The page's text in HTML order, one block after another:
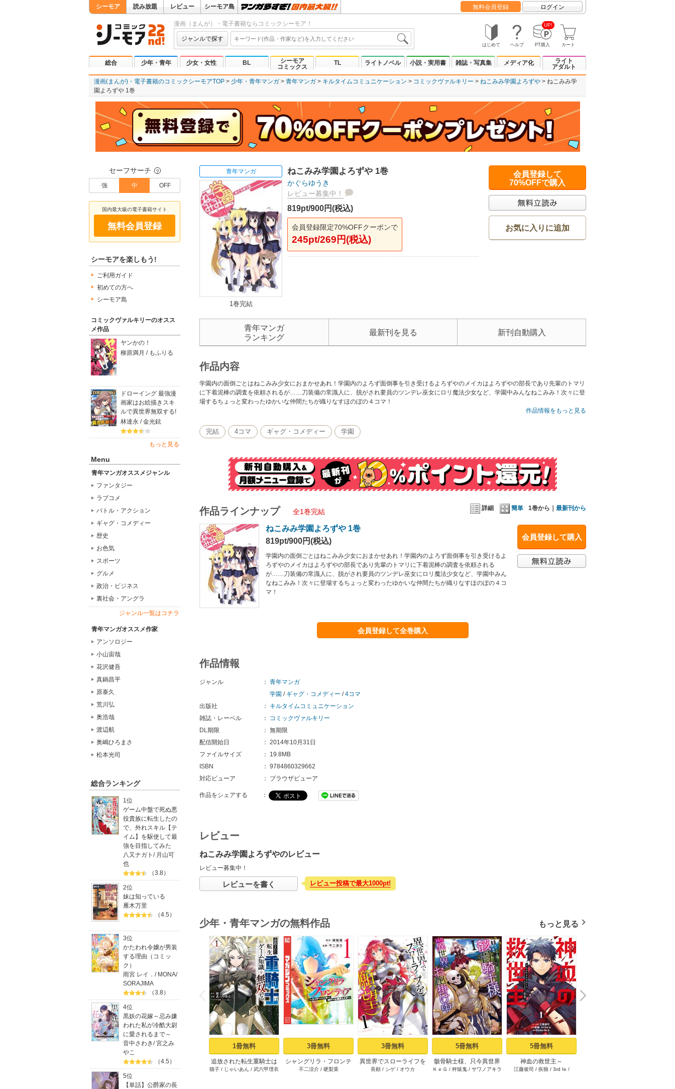
シーモア 読み放題 レビュー シーモア島 無料会員登録 ログイン
漫画（まんが）・電子書籍ならコミックシーモア！
ジャンルで探す
はじめて ヘルプ
UP!
PT購入 カート
総合 少年・青年 少女・女性 BL
シーモア
コミックス
TL ライトノベル 小説・実用書 雑誌・写真集 メディア化
ライト
アダルト
漫画(まんが)・電子書籍のコミックシーモアTOP 少年・青年マンガ 青年マンガ キルタイムコミュニケーション コミックヴァルキリー ねこみみ学園よろずや
ねこみみ学
園よろずや 1巻
セーフサーチ ？
強 中 OFF
国内最大級の電子書籍サイト
無料会員登録
シーモアを楽しもう!
ご利用ガイド
初めての方へ
シーモア島
コミックヴァルキリーのオスス
メ作品
ヤンかの！
柳原満月 / もふりる
ドローイング 最強漫
画家はお絵描きスキ
ルで異世界無双する!
林達永 / 金光鉉
もっと見る
Menu
青年マンガオススメジャンル
ファンタジー
ラブコメ
バトル・アクション
ギャグ・コメディー
歴史
お色気
スポーツ
グルメ
政治・ビジネス
裏社会・アングラ
ジャンル一覧はコチラ
青年マンガオススメ作家
アンソロジー
小山宙哉
花沢健吾
真鍋昌平
原泰久
荒川弘
奥浩哉
渡辺航
奥嶋ひろまさ
松本光司
総合ランキング
1位
ゲーム中盤で死ぬ悪
役貴族に転生したの
で、外れスキル【テ
イム】を駆使して最
強を目指してみた
八又ナガト / 月山可
也
（3.8）
2位
妹は知っている
雁木万里
（4.5）
3位
かたわれ令嬢が男装
する理由（コミッ
ク）
雨宮 レイ． / MONA/
SORAJIMA
（3.8）
4位
黒妖の花嫁～忌み嫌
われた私が冷酷大尉
に愛されるまで～
音中さわき/宮之み
やこ
（4.5）
5位
【単話】公爵家の長
青年マンガ
1巻完結
ねこみみ学園よろずや 1巻
かぐらゆうき
レビュー募集中！
819pt/900円(税込)
会員登録限定70%OFFクーポンで
245pt/269円(税込)
会員登録して
70%OFFで購入
お気に入りに追加
青年マンガ
ランキング
最新刊を見る 新刊自動購入
作品内容
学園内の面倒ごとはねこみみ少女におまかせあれ！学園内のよろず面倒事を引き受けるよろずやのメイカはよろずやの部長であり先輩のトマリ
に下着泥棒の調査を依頼されるが……刀装備の常識人に、脱がされ要員のツンデレ巫女にロリ魔法少女など、学園中みんなねこみみ！次々に登
場するちょっと変わったゆかいな仲間たちが織りなすほのぼの４コマ！
作品情報をもっと見る
完結 4コマ ギャグ・コメディー 学園
詳細 簡単 1巻から｜ 最新刊から
作品ラインナップ 全1巻完結
会員登録して購入
ねこみみ学園よろずや 1巻
819pt/900円(税込)
学園内の面倒ごとはねこみみ少女におまかせあれ！学園内のよろず面倒事を引き受けるよ
ろずやのメイカはよろずやの部長であり先輩のトマリに下着泥棒の調査を依頼される
が……刀装備の常識人に、脱がされ要員のツンデレ巫女にロリ魔法少女など、学園中みん
なねこみみ！次々に登場するちょっと変わったゆかいな仲間たちが織りなすほのぼの４コ
マ！
会員登録して全巻購入
作品情報
ジャンル ： 青年マンガ
学園 / ギャグ・コメディー /4コマ
出版社
：
キルタイムコミュニケーション
雑誌・レーベル
：
コミックヴァルキリー
DL期限
： 無期限
配信開始日
： 2014年10月31日
ファイルサイズ
：
19.8MB
ISBN
： 9784860329662
対応ビューア
： ブラウザビューア
作品をシェアする ：
レビュー
ねこみみ学園よろずやのレビュー
レビュー募集中！
レビューを書く レビュー投稿で最大1000pt!
少年・青年マンガの無料作品 もっと見る
P
r
e
v
i
o
u
s
1冊無料
追放された転生重騎士は
ゲーム知識で無双する
猫子 / じゃいあん / 武六甲理衣
3冊無料
シャングリラ・フロンテ
ィア（１） ～クソゲー
不二涼介/ 硬梨菜
3冊無料
異世界でスローライフを
（願望） 1
長頼 / シゲ / オウカ
5冊無料
骸骨騎士様、只今異世界
へお出掛け中 I
ＫｅＧ / 秤猿鬼 / サワノアキラ
5冊無料
神血の救世主～
0.00000001％を引き当て
江藤俊司 / 疾狼 / 3rd Ie /
N
e
x
t